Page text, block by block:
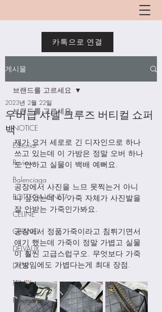
카톡으로 연결
게시물
브랜드를 고르세요
NOTICE
Editorial
Review
Balenciaga
BOTTEGA VENETA
CELINE
CHANEL
DELVAUX
DIOR
FENDI
Ferragamo
브랜드를 고르세요
우버급 샤넬 크루즈 버티컬 쇼퍼
백
2023년 2월 22일
제가 요거 세로로 긴 디자인으로 하나
쓰고 있는데 이 가방은 정말 오버 하나
도 안하고 실물이 백배 예뻐요.
공장에서 사진을 느므 못찍는거 아니
냐 싶었는데 이 가죽 자체가 사진발을
잘 안받는 가죽인가봐요.
공장에서 정품가죽이라고 침튀기면서
얘기 했는데 가죽이 정말 가볍고 실물
이 훨씬 고급스럽구오. 무엇보다 가죽
가방임에도 가볍다는게 최대 장점.